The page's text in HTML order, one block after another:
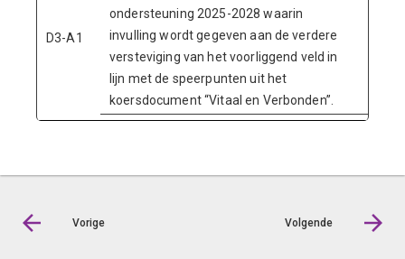
D3-A1
ondersteuning 2025-2028 waarin
invulling wordt gegeven aan de verdere
versteviging van het voorliggend veld in
lijn met de speerpunten uit het
koersdocument “Vitaal en Verbonden”.
Vorige Volgende